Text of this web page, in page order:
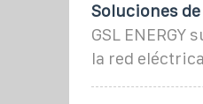
Soluciones
GSL
la red